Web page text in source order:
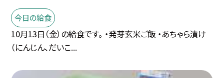
今日の給食
10月13日（金）の給食です。 ・発芽玄米ご飯 ・あちゃら漬け
（にんじん、だいこ...